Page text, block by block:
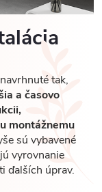
tak,
a časovo
montážnemu
sú vybavené
vyrovnanie
ďalších úprav.